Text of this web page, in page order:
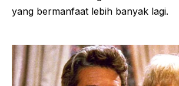
yang bermanfaat lebih banyak lagi.